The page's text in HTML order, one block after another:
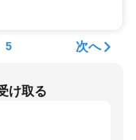
5 次へ
け取る